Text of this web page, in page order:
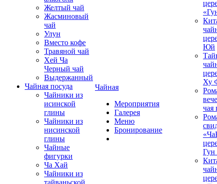
Желтый чай
Жасминовый
чай
Улун
Вместо кофе
Травяной чай
Хей Ча
Черный чай
Выдержанный
Чайная посуда
Чайники из
исинской
глины
Чайники из
нисинской
глины
Чайные
фигурки
Ча Хай
Чайники из
тайваньской
Чайная
Мероприятия
Галерея
Меню
Бронирование
Юй
Ху